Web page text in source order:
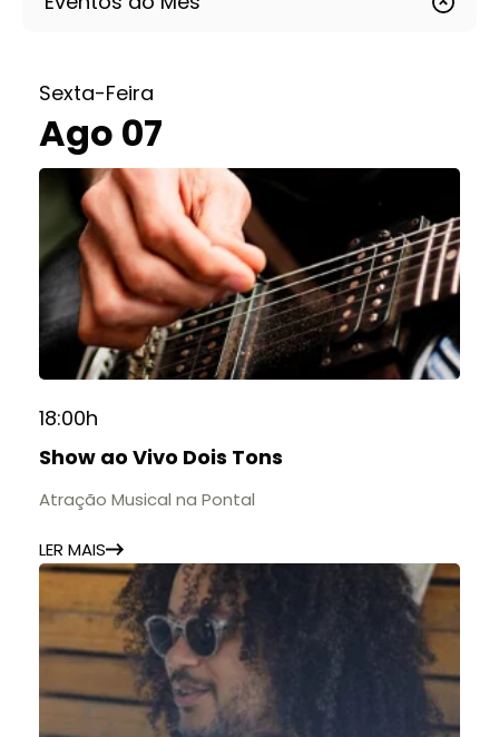
Sexta-Feira
Ago 07
18:00h
Show ao Vivo Dois Tons
Atração Musical na Pontal
LER MAIS